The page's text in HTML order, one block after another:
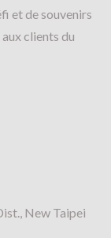
et de souvenirs
clients du
New Taipei